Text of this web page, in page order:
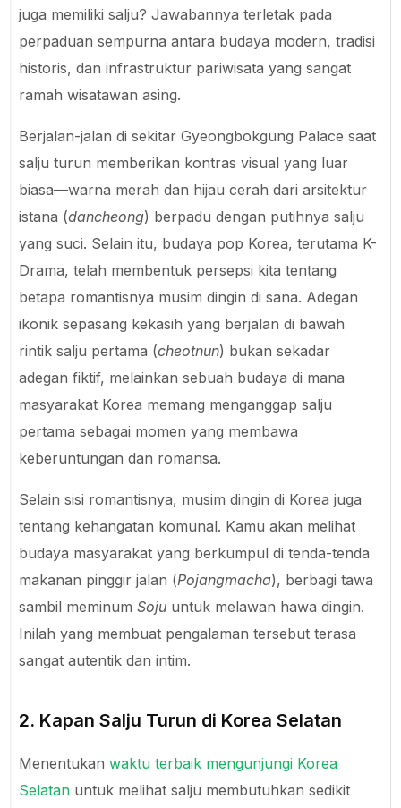
juga memiliki salju? Jawabannya terletak pada
perpaduan sempurna antara budaya modern, tradisi
historis, dan infrastruktur pariwisata yang sangat
ramah wisatawan asing.
Berjalan-jalan di sekitar Gyeongbokgung Palace saat
salju turun memberikan kontras visual yang luar
biasa—warna merah dan hijau cerah dari arsitektur
istana (dancheong) berpadu dengan putihnya salju
yang suci. Selain itu, budaya pop Korea, terutama K-
Drama, telah membentuk persepsi kita tentang
betapa romantisnya musim dingin di sana. Adegan
ikonik sepasang kekasih yang berjalan di bawah
rintik salju pertama (cheotnun) bukan sekadar
adegan fiktif, melainkan sebuah budaya di mana
masyarakat Korea memang menganggap salju
pertama sebagai momen yang membawa
keberuntungan dan romansa.
Selain sisi romantisnya, musim dingin di Korea juga
tentang kehangatan komunal. Kamu akan melihat
budaya masyarakat yang berkumpul di tenda-tenda
makanan pinggir jalan (Pojangmacha), berbagi tawa
sambil meminumSoju untuk melawan hawa dingin.
Inilah yang membuat pengalaman tersebut terasa
sangat autentik dan intim.
2. Kapan Salju Turun di Korea Selatan
Menentukanwaktu terbaik mengunjungi Korea
Selatan untuk melihat salju membutuhkan sedikit